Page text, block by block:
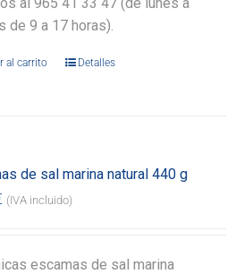
de 9 a 17 horas).
al carrito Detalles
de sal marina natural 440 g
(IVA incluido)
escamas de sal marina